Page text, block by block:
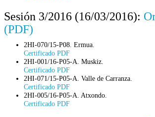
Sesión 3/2016 (16/03/2016):
(PDF)
2HI-070/15-P08.
Certificado PDF
2HI-001/16-P05-A.
Certificado PDF
2HI-071/15-P05-A. Valle de
Certificado PDF
2HI-005/16-P05-A.
Certificado PDF